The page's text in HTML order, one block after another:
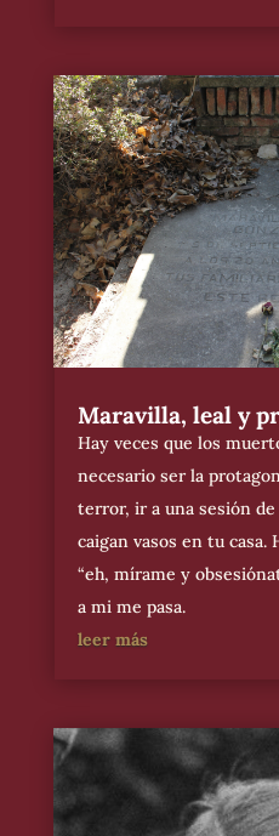
Maravilla, leal y
Hay veces que los
necesario ser la
terror, ir a una sesión
caigan vasos en tu casa.
“eh, mírame y
a mi me pasa.
leer más